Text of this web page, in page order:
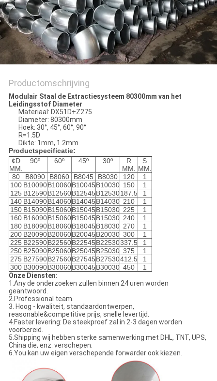
Productomschrijving
Modulair Staal de Extractiesysteem 80300mm van het
Leidingsstof Diameter
Materiaal: DX51D+Z275
Diameter: 80300mm
Hoek: 30°, 45°, 60°, 90°
R=1.5D
Dikte: 1mm, 1.2mm
Productspecificatie:
¢D
MM.
90º 60º 45º 30º
R
MM.
S
MM.
80
B8090 B8060 B8045 B8030 120
1
100 B10090B10060B10045B10030 150
1
125 B12590B12560B12545B12530187.5
1
140 B14090B14060B14045B14030 210
1
150 B15090B15060B15045B15030 225
1
160 B16090B15060B15045B15030 240
1
180 B18090B18060B18045B18030 270
1
200 B20090B20060B20045B20030 300
1
225 B22590B22560B22545B22530337.5
1
250 B25090B25060B25045B25030 375
1
275 B27590B27560B27545B27530412.5
1
300 B30090B30060B30045B30030 450
1
Onze Diensten:
1.Any de onderzoeken zullen binnen 24 uren worden
geantwoord.
2.Professional team.
3. Hoog - kwaliteit, standaardontwerpen,
reasonable&competitive prijs, snelle levertijd.
4.Faster levering: De steekproef zal in 2-3 dagen worden
voorbereid.
5.Shipping wij hebben sterke samenwerking met DHL, TNT, UPS,
China die, enz. verschepen.
6.You kan uw eigen verschepende forwarder ook kiezen.